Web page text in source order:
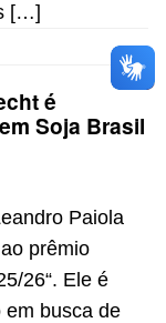
[…]
é
Soja Brasil
Paiola
prêmio
26“. Ele é
em busca de